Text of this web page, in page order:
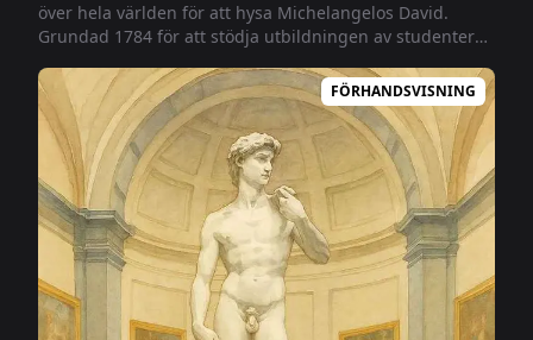
över hela världen för att hysa Michelangelos David.
Grundad 1784 för att stödja utbildningen av studenter
av medeltida och renässansmålningar, 1800-
talsskulpturer och historiska musikinstrument. Beläget i
hjärtat av Florens, erbjuder det en resa genom
utvecklingen av florentinsk konst från 1300-talet till
1800-talet.
FÖRHANDSVISNING